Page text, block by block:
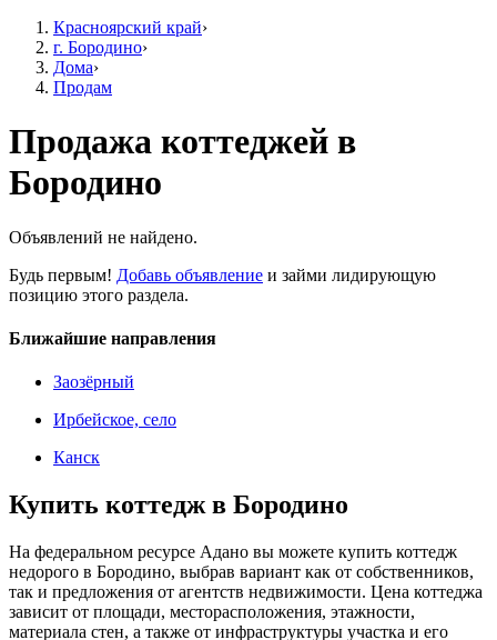
Красноярский край›
г. Бородино›
Дома›
Продам
Продажа коттеджей в
Бородино
Объявлений не найдено.
Будь первым! Добавь объявление и займи лидирующую
позицию этого раздела.
Ближайшие направления
Заозёрный
Ирбейское, село
Канск
Купить коттедж в Бородино
На федеральном ресурсе Адано вы можете купить коттедж
недорого в Бородино, выбрав вариант как от собственников,
так и предложения от агентств недвижимости. Цена коттеджа
зависит от площади, месторасположения, этажности,
материала стен, а также от инфраструктуры участка и его